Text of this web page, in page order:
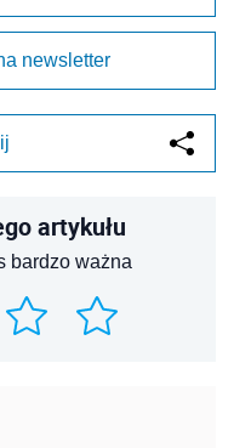
newsletter
artykułu
bardzo ważna